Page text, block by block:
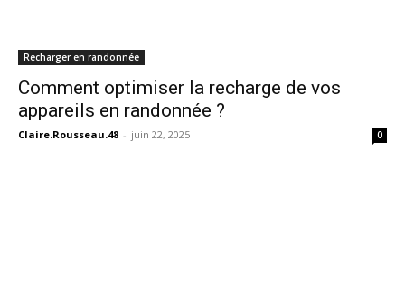
Recharger en randonnée
Comment optimiser la recharge de vos
appareils en randonnée ?
Claire.Rousseau.48 - juin 22, 2025 0